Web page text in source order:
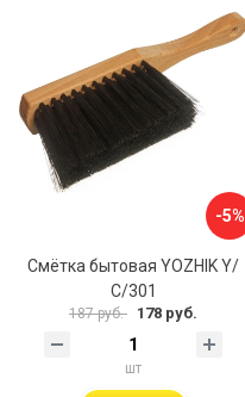
-5%
Смётка бытовая YOZHIK Y/
С/301
187 руб. 178 руб.
шт